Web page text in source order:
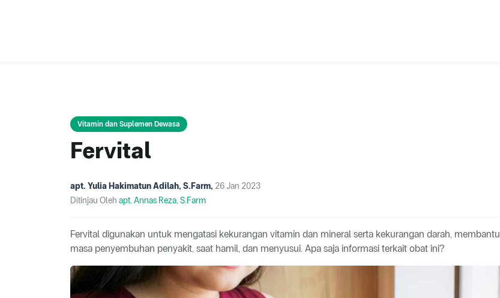
Vitamin dan Suplemen Dewasa
Fervital
apt. Yulia Hakimatun Adilah, S.Farm, 26 Jan 2023
Ditinjau Oleh apt. Annas Reza, S.Farm
Fervital digunakan untuk mengatasi kekurangan vitamin dan mineral serta kekurangan darah, membantu
masa penyembuhan penyakit, saat hamil, dan menyusui. Apa saja informasi terkait obat ini?